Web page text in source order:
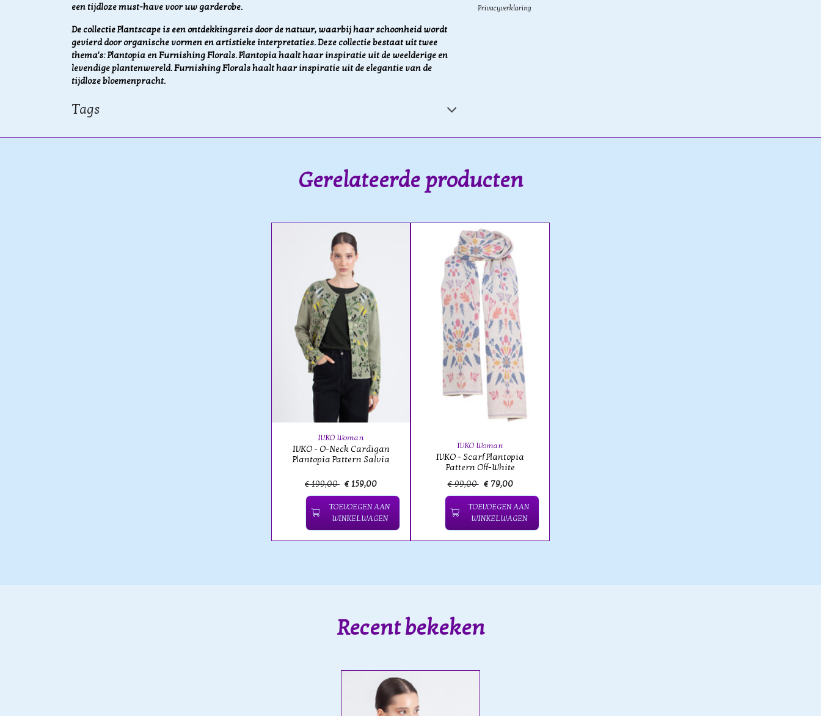
een tijdloze must-have voor uw garderobe.
De collectie Plantscape is een ontdekkingsreis door de natuur, waarbij haar schoonheid wordt
gevierd door organische vormen en artistieke interpretaties. Deze collectie bestaat uit twee
thema's: Plantopia en Furnishing Florals. Plantopia haalt haar inspiratie uit de weelderige en
levendige plantenwereld. Furnishing Florals haalt haar inspiratie uit de elegantie van de
tijdloze bloemenpracht.
Tags
Privacyverklaring
Gerelateerde producten
IVKO Woman
IVKO - O-Neck Cardigan
Plantopia Pattern Salvia
€ 199,00 € 159,00
TOEVOEGEN AAN
WINKELWAGEN
IVKO Woman
IVKO - Scarf Plantopia
Pattern Off-White
€ 99,00 € 79,00
TOEVOEGEN AAN
WINKELWAGEN
Recent bekeken